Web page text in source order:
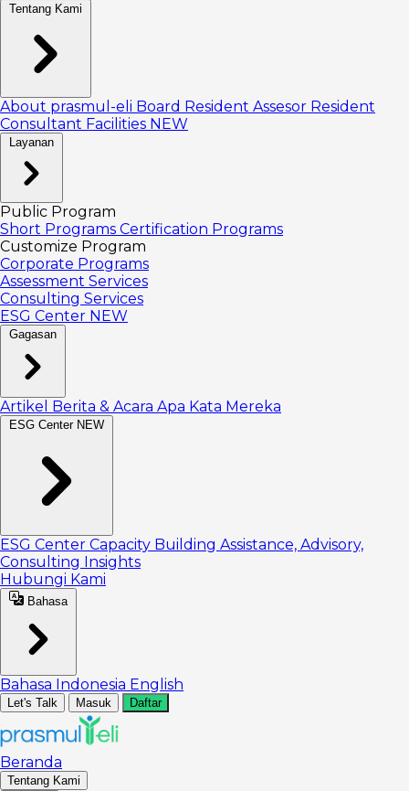
Tentang Kami
About prasmul-eli Board Resident Assesor Resident
Consultant Facilities NEW
Layanan
Public Program
Short Programs Certification Programs
Customize Program
Corporate Programs
Assessment Services
Consulting Services
ESG Center NEW
Gagasan
Artikel Berita & Acara Apa Kata Mereka
ESG Center NEW
ESG Center Capacity Building Assistance, Advisory,
Consulting Insights
Hubungi Kami
Bahasa
Bahasa Indonesia English
Let's Talk Masuk Daftar
Beranda
Tentang Kami